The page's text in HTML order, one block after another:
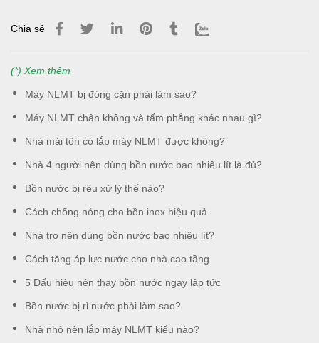
Chia sẻ
(*) Xem thêm
Máy NLMT bị đóng cặn phải làm sao?
Máy NLMT chân không và tấm phẳng khác nhau gì?
Nhà mái tôn có lắp máy NLMT được không?
Nhà 4 người nên dùng bồn nước bao nhiêu lít là đủ?
Bồn nước bị rêu xử lý thế nào?
Cách chống nóng cho bồn inox hiệu quả
Nhà trọ nên dùng bồn nước bao nhiêu lít?
Cách tăng áp lực nước cho nhà cao tầng
5 Dấu hiệu nên thay bồn nước ngay lập tức
Bồn nước bị rỉ nước phải làm sao?
Nhà nhỏ nên lắp máy NLMT kiểu nào?